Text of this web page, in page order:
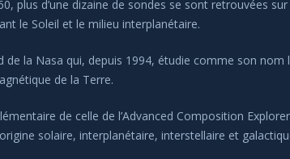
plus d’une dizaine de sondes se sont retrouvées
le Soleil et le milieu interplanétaire.
de la Nasa qui, depuis 1994, étudie comme son
de la Terre.
de celle de l’Advanced Composition
solaire, interplanétaire, interstellaire et